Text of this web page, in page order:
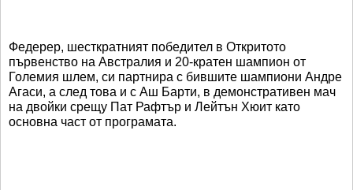
Федерер, шесткратният победител в Откритото
първенство на Австралия и 20-кратен шампион от
Големия шлем, си партнира с бившите шампиони Андре
Агаси, а след това и с Аш Барти, в демонстративен мач
на двойки срещу Пат Рафтър и Лейтън Хюит като
основна част от програмата.